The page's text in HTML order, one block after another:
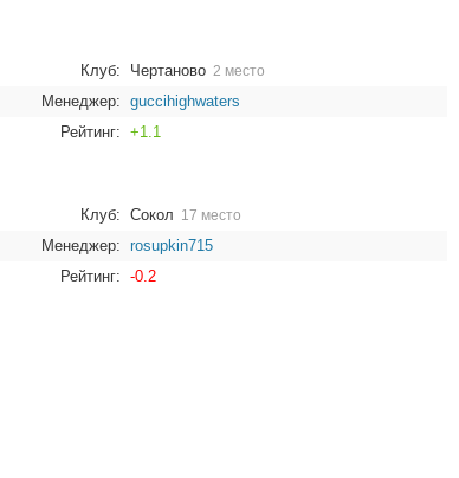
Клуб: Чертаново 2 место
Менеджер: guccihighwaters
Рейтинг: +1.1
Клуб: Сокол 17 место
Менеджер: rosupkin715
Рейтинг: -0.2